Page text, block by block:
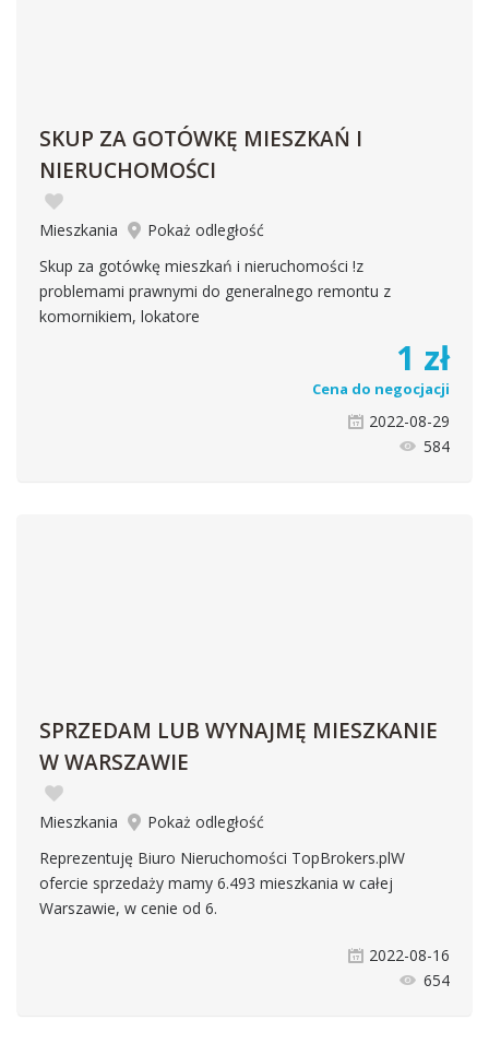
SKUP ZA GOTÓWKĘ MIESZKAŃ I
NIERUCHOMOŚCI
Mieszkania
Pokaż odległość
Skup za gotówkę mieszkań i nieruchomości !z
problemami prawnymi do generalnego remontu z
komornikiem, lokatore
1 zł
Cena do negocjacji
2022-08-29
584
SPRZEDAM LUB WYNAJMĘ MIESZKANIE
W WARSZAWIE
Mieszkania
Pokaż odległość
Reprezentuję Biuro Nieruchomości TopBrokers.plW
ofercie sprzedaży mamy 6.493 mieszkania w całej
Warszawie, w cenie od 6.
2022-08-16
654